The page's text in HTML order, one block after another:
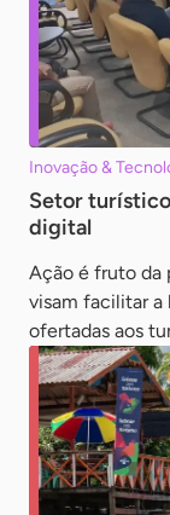
Inovação &
Setor
digital
Ação é fruto da
visam facilitar a
ofertadas aos